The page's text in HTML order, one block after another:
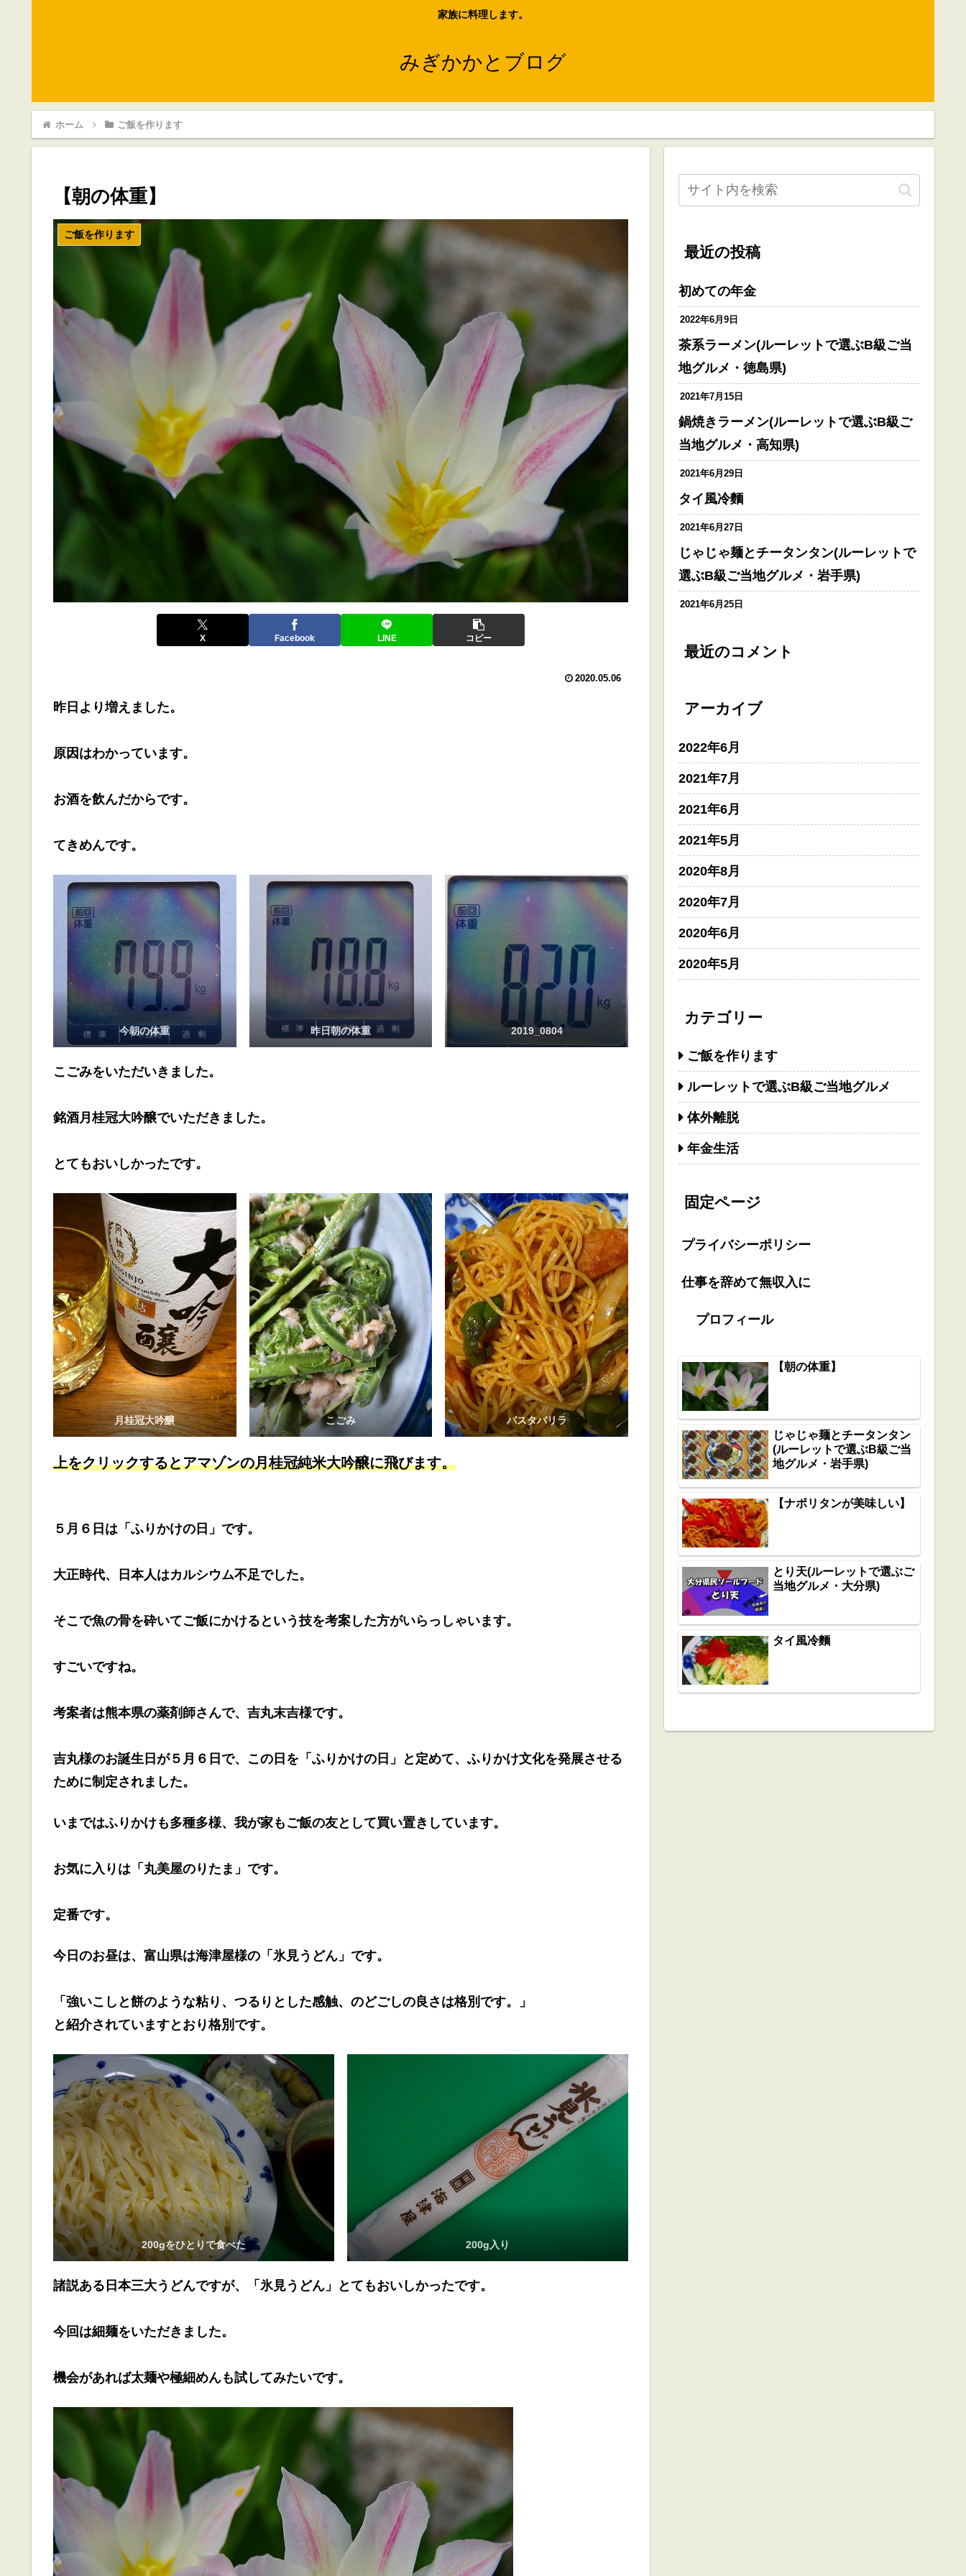
家族に料理します。
みぎかかとブログ
ホーム ご飯を作ります
【朝の体重】
ご飯を作ります
X Facebook LINE コピー
2020.05.06
昨日より増えました。
原因はわかっています。
お酒を飲んだからです。
てきめんです。
今朝の体重 昨日朝の体重 2019_0804
こごみをいただいきました。
銘酒月桂冠大吟醸でいただきました。
とてもおいしかったです。
月桂冠大吟醸 こごみ パスタバリラ
上をクリックするとアマゾンの月桂冠純米大吟醸に飛びます。
５月６日は「ふりかけの日」です。
大正時代、日本人はカルシウム不足でした。
そこで魚の骨を砕いてご飯にかけるという技を考案した方がいらっしゃいます。
すごいですね。
考案者は熊本県の薬剤師さんで、吉丸末吉様です。
吉丸様のお誕生日が５月６日で、この日を「ふりかけの日」と定めて、ふりかけ文化を発展させる
ために制定されました。
いまではふりかけも多種多様、我が家もご飯の友として買い置きしています。
お気に入りは「丸美屋のりたま」です。
定番です。
今日のお昼は、富山県は海津屋様の「氷見うどん」です。
「強いこしと餅のような粘り、つるりとした感触、のどごしの良さは格別です。」
と紹介されていますとおり格別です。
200gをひとりで食べた 200g入り
諸説ある日本三大うどんですが、「氷見うどん」とてもおいしかったです。
今回は細麺をいただきました。
機会があれば太麺や極細めんも試してみたいです。
最近の投稿
初めての年金
2022年6月9日
茶系ラーメン(ルーレットで選ぶB級ご当
地グルメ・徳島県)
2021年7月15日
鍋焼きラーメン(ルーレットで選ぶB級ご
当地グルメ・高知県)
2021年6月29日
タイ風冷麵
2021年6月27日
じゃじゃ麺とチータンタン(ルーレットで
選ぶB級ご当地グルメ・岩手県)
2021年6月25日
最近のコメント
アーカイブ
2022年6月
2021年7月
2021年6月
2021年5月
2020年8月
2020年7月
2020年6月
2020年5月
カテゴリー
ご飯を作ります
ルーレットで選ぶB級ご当地グルメ
体外離脱
年金生活
固定ページ
プライバシーポリシー
仕事を辞めて無収入に
プロフィール
【朝の体重】
じゃじゃ麺とチータンタン
(ルーレットで選ぶB級ご当
地グルメ・岩手県)
【ナポリタンが美味しい】
とり天(ルーレットで選ぶご
当地グルメ・大分県)
タイ風冷麵